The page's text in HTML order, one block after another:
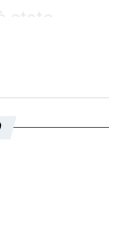
stato
di
il40%di una
.